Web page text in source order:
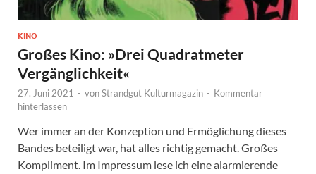
KINO
Großes Kino: »Drei Quadratmeter
Vergänglichkeit«
27. Juni 2021 - vonStrandgut Kulturmagazin - Kommentar
hinterlassen
Wer immer an der Konzeption und Ermöglichung dieses
Bandes beteiligt war, hat alles richtig gemacht. Großes
Kompliment. Im Impressum lese ich eine alarmierende